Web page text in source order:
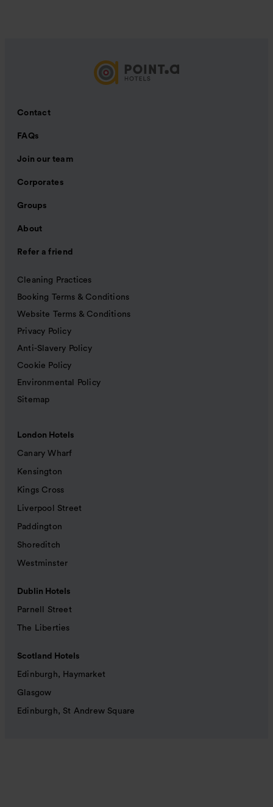
Contact
FAQs
Join our team
Corporates
Groups
About
Refer a friend
Cleaning Practices
Booking Terms & Conditions
Website Terms & Conditions
Privacy Policy
Anti-Slavery Policy
Cookie Policy
Environmental Policy
Sitemap
London Hotels
Canary Wharf
Kensington
Kings Cross
Liverpool Street
Paddington
Shoreditch
Westminster
Dublin Hotels
Parnell Street
The Liberties
Scotland Hotels
Edinburgh, Haymarket
Glasgow
Edinburgh, St Andrew Square